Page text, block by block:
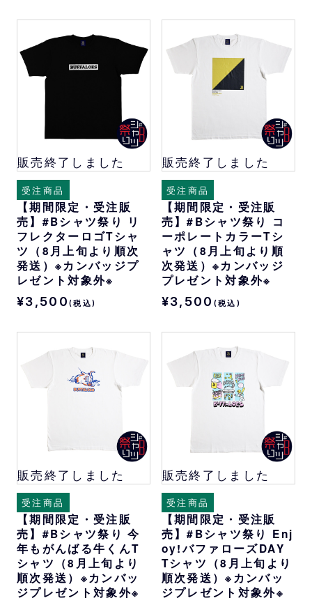
販売終了しました
受注商品
【期間限定・受注販
売】#Bシャツ祭り リ
フレクターロゴTシャ
ツ（8月上旬より順次
発送）※カンバッジプ
レゼント対象外※
¥3,500 (税込)
販売終了しました
受注商品
【期間限定・受注販
売】#Bシャツ祭り コ
ーポレートカラーTシ
ャツ（8月上旬より順
次発送）※カンバッジ
プレゼント対象外※
¥3,500 (税込)
販売終了しました
受注商品
【期間限定・受注販
売】#Bシャツ祭り 今
年もがんばる牛くんT
シャツ（8月上旬より
順次発送）※カンバッ
ジプレゼント対象外※
販売終了しました
受注商品
【期間限定・受注販
売】#Bシャツ祭り Enj
oy!バファローズDAY
Tシャツ（8月上旬より
順次発送）※カンバッ
ジプレゼント対象外※